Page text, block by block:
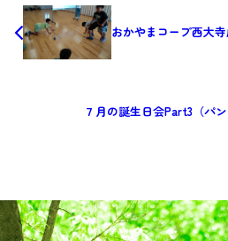
おかやまコープ西大寺
７月の誕生日会Part3（パン